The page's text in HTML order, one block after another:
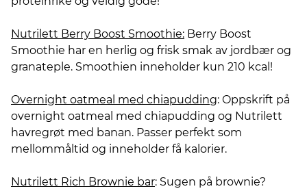
Nutrilett Berry Boost Smoothie: Berry Boost
Smoothie har en herlig og frisk smak av jordbær og
granateple. Smoothien inneholder kun 210 kcal!
Overnight oatmeal med chiapudding: Oppskrift på
overnight oatmeal med chiapudding og Nutrilett
havregrøt med banan. Passer perfekt som
mellommåltid og inneholder få kalorier.
Nutrilett Rich Brownie bar: Sugen på brownie?